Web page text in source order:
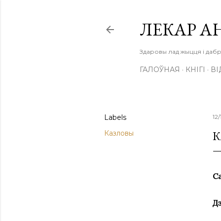
ЛЕКАР
Здаровы лад жыцця і
ГАЛОЎНАЯ КНІГІ
Labels
Казловы